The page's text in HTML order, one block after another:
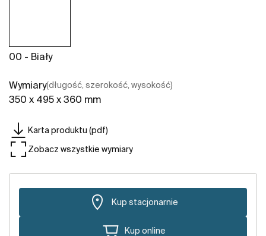
00 - Biały
Wymiary(długość, szerokość, wysokość)
350 x 495 x 360 mm
Karta produktu (pdf)
Zobacz wszystkie wymiary
Kup stacjonarnie
Kup online